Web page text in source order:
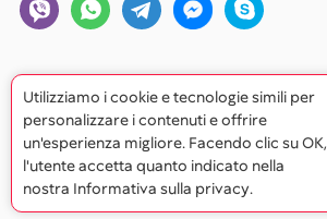
© 2026 Ruck Limited
Utilizziamo i cookie e tecnologie simili per
personalizzare i contenuti e offrire
un'esperienza migliore. Facendo clic su OK,
l'utente accetta quanto indicato nella
nostra Informativa sulla privacy.